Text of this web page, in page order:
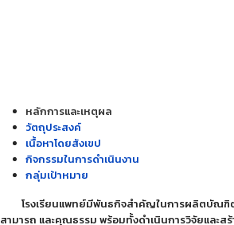
หลักการและเหตุผล
วัตถุประสงค์
เนื้อหาโดยสังเขป
กิจกรรมในการดำเนินงาน
กลุ่มเป้าหมาย
โรงเรียนแพทย์มีพันธกิจสำคัญในการผลิตบัณฑิ
สามารถ และคุณธรรม พร้อมทั้งดำเนินการวิจัยและส